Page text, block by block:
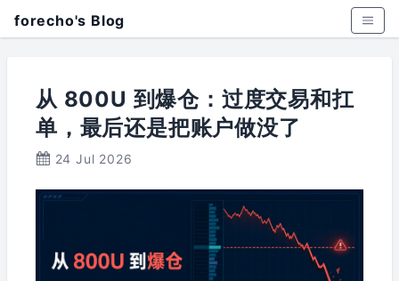
forecho's Blog
从 800U 到爆仓：过度交易和扛
单，最后还是把账户做没了
24 Jul 2026